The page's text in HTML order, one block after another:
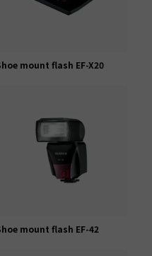
mount flash EF-X20
mount flash EF-42